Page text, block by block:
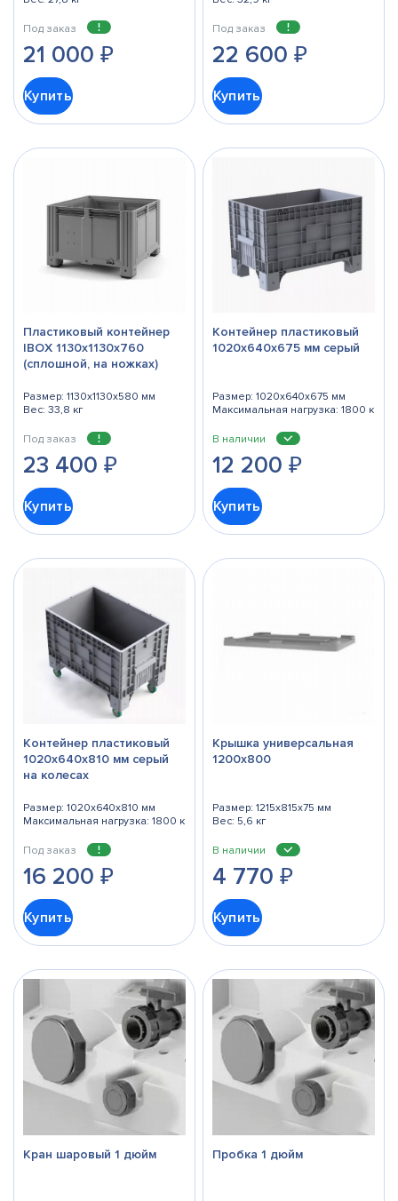
Под заказ
21 000₽
Купить
Под заказ
22 600 ₽
Купить
Пластиковый контейнер
IBOX 1130x1130x760
(сплошной, на ножках)
Размер: 1130x1130x580 мм
Вес: 33,8 кг
Под заказ
23 400₽
Купить
Контейнер пластиковый
1020х640х675 мм серый
Размер: 1020x640x675 мм
Максимальная нагрузка: 1800 кг
В наличии
12 200 ₽
Купить
Контейнер пластиковый
1020х640х810 мм серый
на колесах
Размер: 1020x640x810 мм
Максимальная нагрузка: 1800 кг
Под заказ
16 200₽
Купить
Крышка универсальная
1200x800
Размер: 1215x815x75 мм
Вес: 5,6 кг
В наличии
4 770 ₽
Купить
Кран шаровый 1 дюйм Пробка 1 дюйм